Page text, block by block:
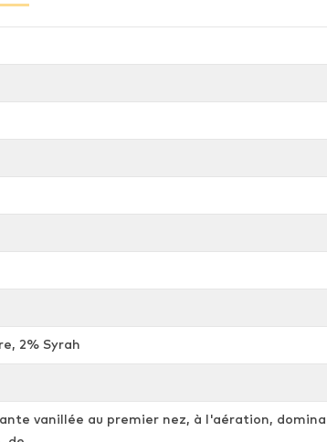
2% Syrah
vanillée au premier nez, à l'aération,